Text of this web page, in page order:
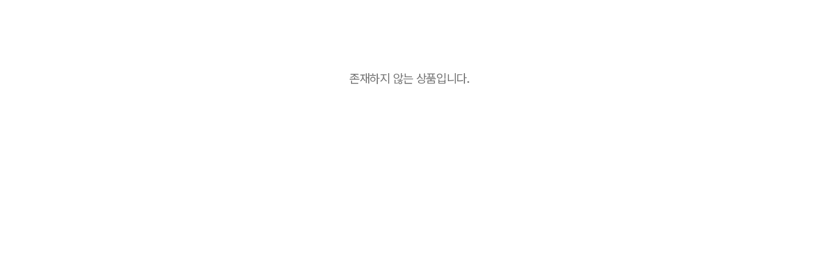
존재하지 않는 상품입니다.